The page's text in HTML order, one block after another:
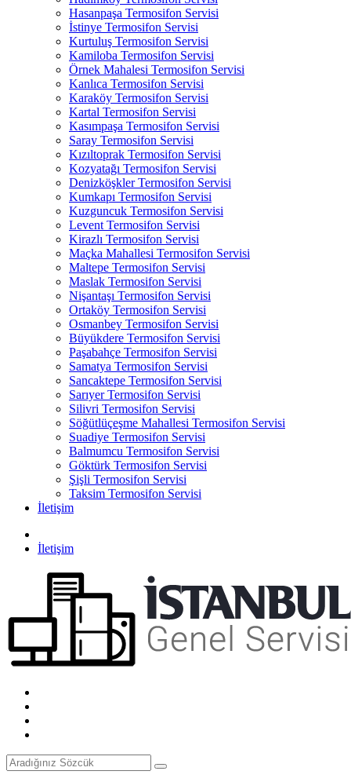
Hasanpaşa Termosifon Servisi
İstinye Termosifon Servisi
Kurtuluş Termosifon Servisi
Kamiloba Termosifon Servisi
Örnek Mahalesi Termosifon Servisi
Kanlıca Termosifon Servisi
Karaköy Termosifon Servisi
Kartal Termosifon Servisi
Kasımpaşa Termosifon Servisi
Saray Termosifon Servisi
Kızıltoprak Termosifon Servisi
Kozyatağı Termosifon Servisi
Denizköşkler Termosifon Servisi
Kumkapı Termosifon Servisi
Kuzguncuk Termosifon Servisi
Levent Termosifon Servisi
Kirazlı Termosifon Servisi
Maçka Mahallesi Termosifon Servisi
Maltepe Termosifon Servisi
Maslak Termosifon Servisi
Nişantaşı Termosifon Servisi
Ortaköy Termosifon Servisi
Osmanbey Termosifon Servisi
Büyükdere Termosifon Servisi
Paşabahçe Termosifon Servisi
Samatya Termosifon Servisi
Sancaktepe Termosifon Servisi
Sarıyer Termosifon Servisi
Silivri Termosifon Servisi
Söğütlüçeşme Mahallesi Termosifon Servisi
Suadiye Termosifon Servisi
Balmumcu Termosifon Servisi
Göktürk Termosifon Servisi
Şişli Termosifon Servisi
Taksim Termosifon Servisi
İletişim
İletişim